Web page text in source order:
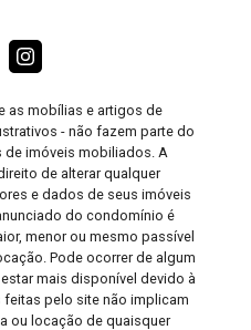
as mobílias e artigos de
- não fazem parte do
imóveis mobiliados. A
de alterar qualquer
e dados de seus imóveis
do condomínio é
menor ou mesmo passível
Pode ocorrer de algum
mais disponível devido à
pelo site não implicam
ou locação de quaisquer